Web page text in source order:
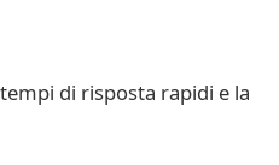
di risposta rapidi e la